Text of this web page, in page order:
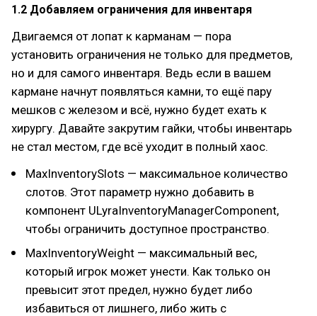
1.2 Добавляем ограничения для инвентаря
Двигаемся от лопат к карманам — пора
установить ограничения не только для предметов,
но и для самого инвентаря. Ведь если в вашем
кармане начнут появляться камни, то ещё пару
мешков с железом и всё, нужно будет ехать к
хирургу. Давайте закрутим гайки, чтобы инвентарь
не стал местом, где всё уходит в полный хаос.
MaxInventorySlots — максимальное количество
слотов. Этот параметр нужно добавить в
компонент ULyraInventoryManagerComponent,
чтобы ограничить доступное пространство.
MaxInventoryWeight — максимальный вес,
который игрок может унести. Как только он
превысит этот предел, нужно будет либо
избавиться от лишнего, либо жить с